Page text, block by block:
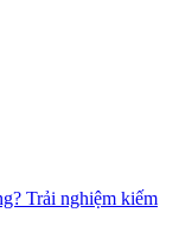
Trải nghiệm kiếm